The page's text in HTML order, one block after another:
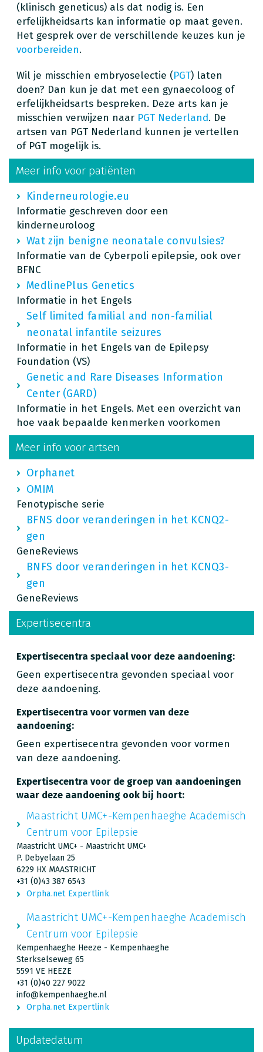
(klinisch geneticus) als dat nodig is. Een
erfelijkheidsarts kan informatie op maat geven.
Het gesprek over de verschillende keuzes kun je
voorbereiden.
Wil je misschien embryoselectie (PGT) laten
doen? Dan kun je dat met een gynaecoloog of
erfelijkheidsarts bespreken. Deze arts kan je
misschien verwijzen naar PGT Nederland. De
artsen van PGT Nederland kunnen je vertellen
of PGT mogelijk is.
Meer info voor patiënten
Kinderneurologie.eu
Informatie geschreven door een
kinderneuroloog
Wat zijn benigne neonatale convulsies?
Informatie van de Cyberpoli epilepsie, ook over
BFNC
MedlinePlus Genetics
Informatie in het Engels
Self limited familial and non-familial
neonatal infantile seizures
Informatie in het Engels van de Epilepsy
Foundation (VS)
Genetic and Rare Diseases Information
Center (GARD)
Informatie in het Engels. Met een overzicht van
hoe vaak bepaalde kenmerken voorkomen
Meer info voor artsen
Orphanet
OMIM
Fenotypische serie
BFNS door veranderingen in het KCNQ2-
gen
GeneReviews
BNFS door veranderingen in het KCNQ3-
gen
GeneReviews
Expertisecentra
Expertisecentra speciaal voor deze aandoening:
Geen expertisecentra gevonden speciaal voor
deze aandoening.
Expertisecentra voor vormen van deze
aandoening:
Geen expertisecentra gevonden voor vormen
van deze aandoening.
Expertisecentra voor de groep van aandoeningen
waar deze aandoening ook bij hoort:
Maastricht UMC+-Kempenhaeghe Academisch
Centrum voor Epilepsie
Maastricht UMC+ - Maastricht UMC+
P. Debyelaan 25
6229 HX MAASTRICHT
+31 (0)43 387 6543
Orpha.net Expertlink
Maastricht UMC+-Kempenhaeghe Academisch
Centrum voor Epilepsie
Kempenhaeghe Heeze - Kempenhaeghe
Sterkselseweg 65
5591 VE HEEZE
+31 (0)40 227 9022
info@kempenhaeghe.nl
Orpha.net Expertlink
Updatedatum